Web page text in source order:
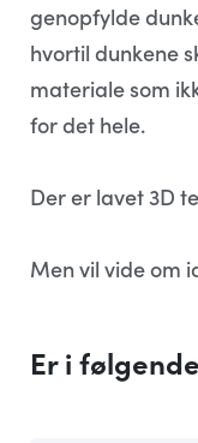
genopfylde
hvortil dunkene
materiale som
for det hele.
Der er lavet 3D
Men vil vide om
Er i